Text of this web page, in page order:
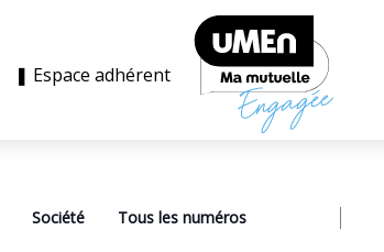
❚ Espace adhérent
Société Tous les numéros